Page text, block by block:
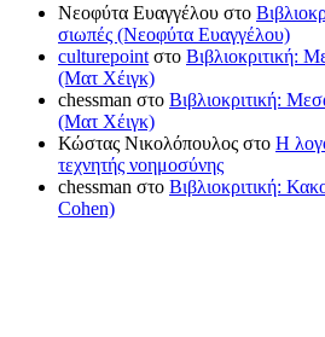
Νεοφύτα Ευαγγέλου στο
σιωπές (Νεοφύτα Ευαγγέλου)
culturepoint στο Βιβλιοκριτική:
(Ματ Χέιγκ)
chessman στο Βιβλιοκριτική:
(Ματ Χέιγκ)
Κώστας Νικολόπουλος στο Η
τεχνητής νοημοσύνης
chessman στο Βιβλιοκριτική:
Cohen)